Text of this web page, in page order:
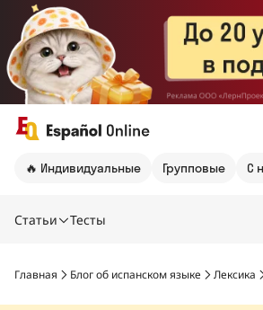
🔥 Индивидуальные Групповые С
Статьи Тесты
Главная Блог об испанском языке Лексика